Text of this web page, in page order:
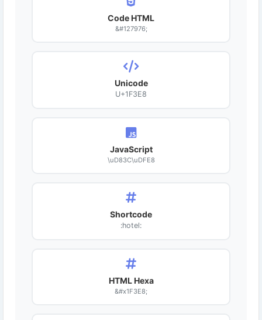
Code HTML
&#127976;
Unicode
U+1F3E8
JavaScript
\uD83C\uDFE8
Shortcode
:hotel:
HTML Hexa
&#x1F3E8;